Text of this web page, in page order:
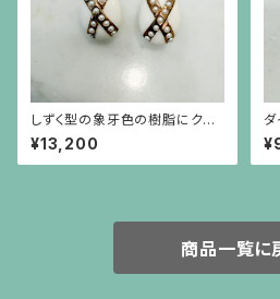
しずく型の象牙色の樹脂にクロ
スの金彩、イミテーションパール
のイヤリング
¥13,200
ダ
ン
ス
商品一覧に